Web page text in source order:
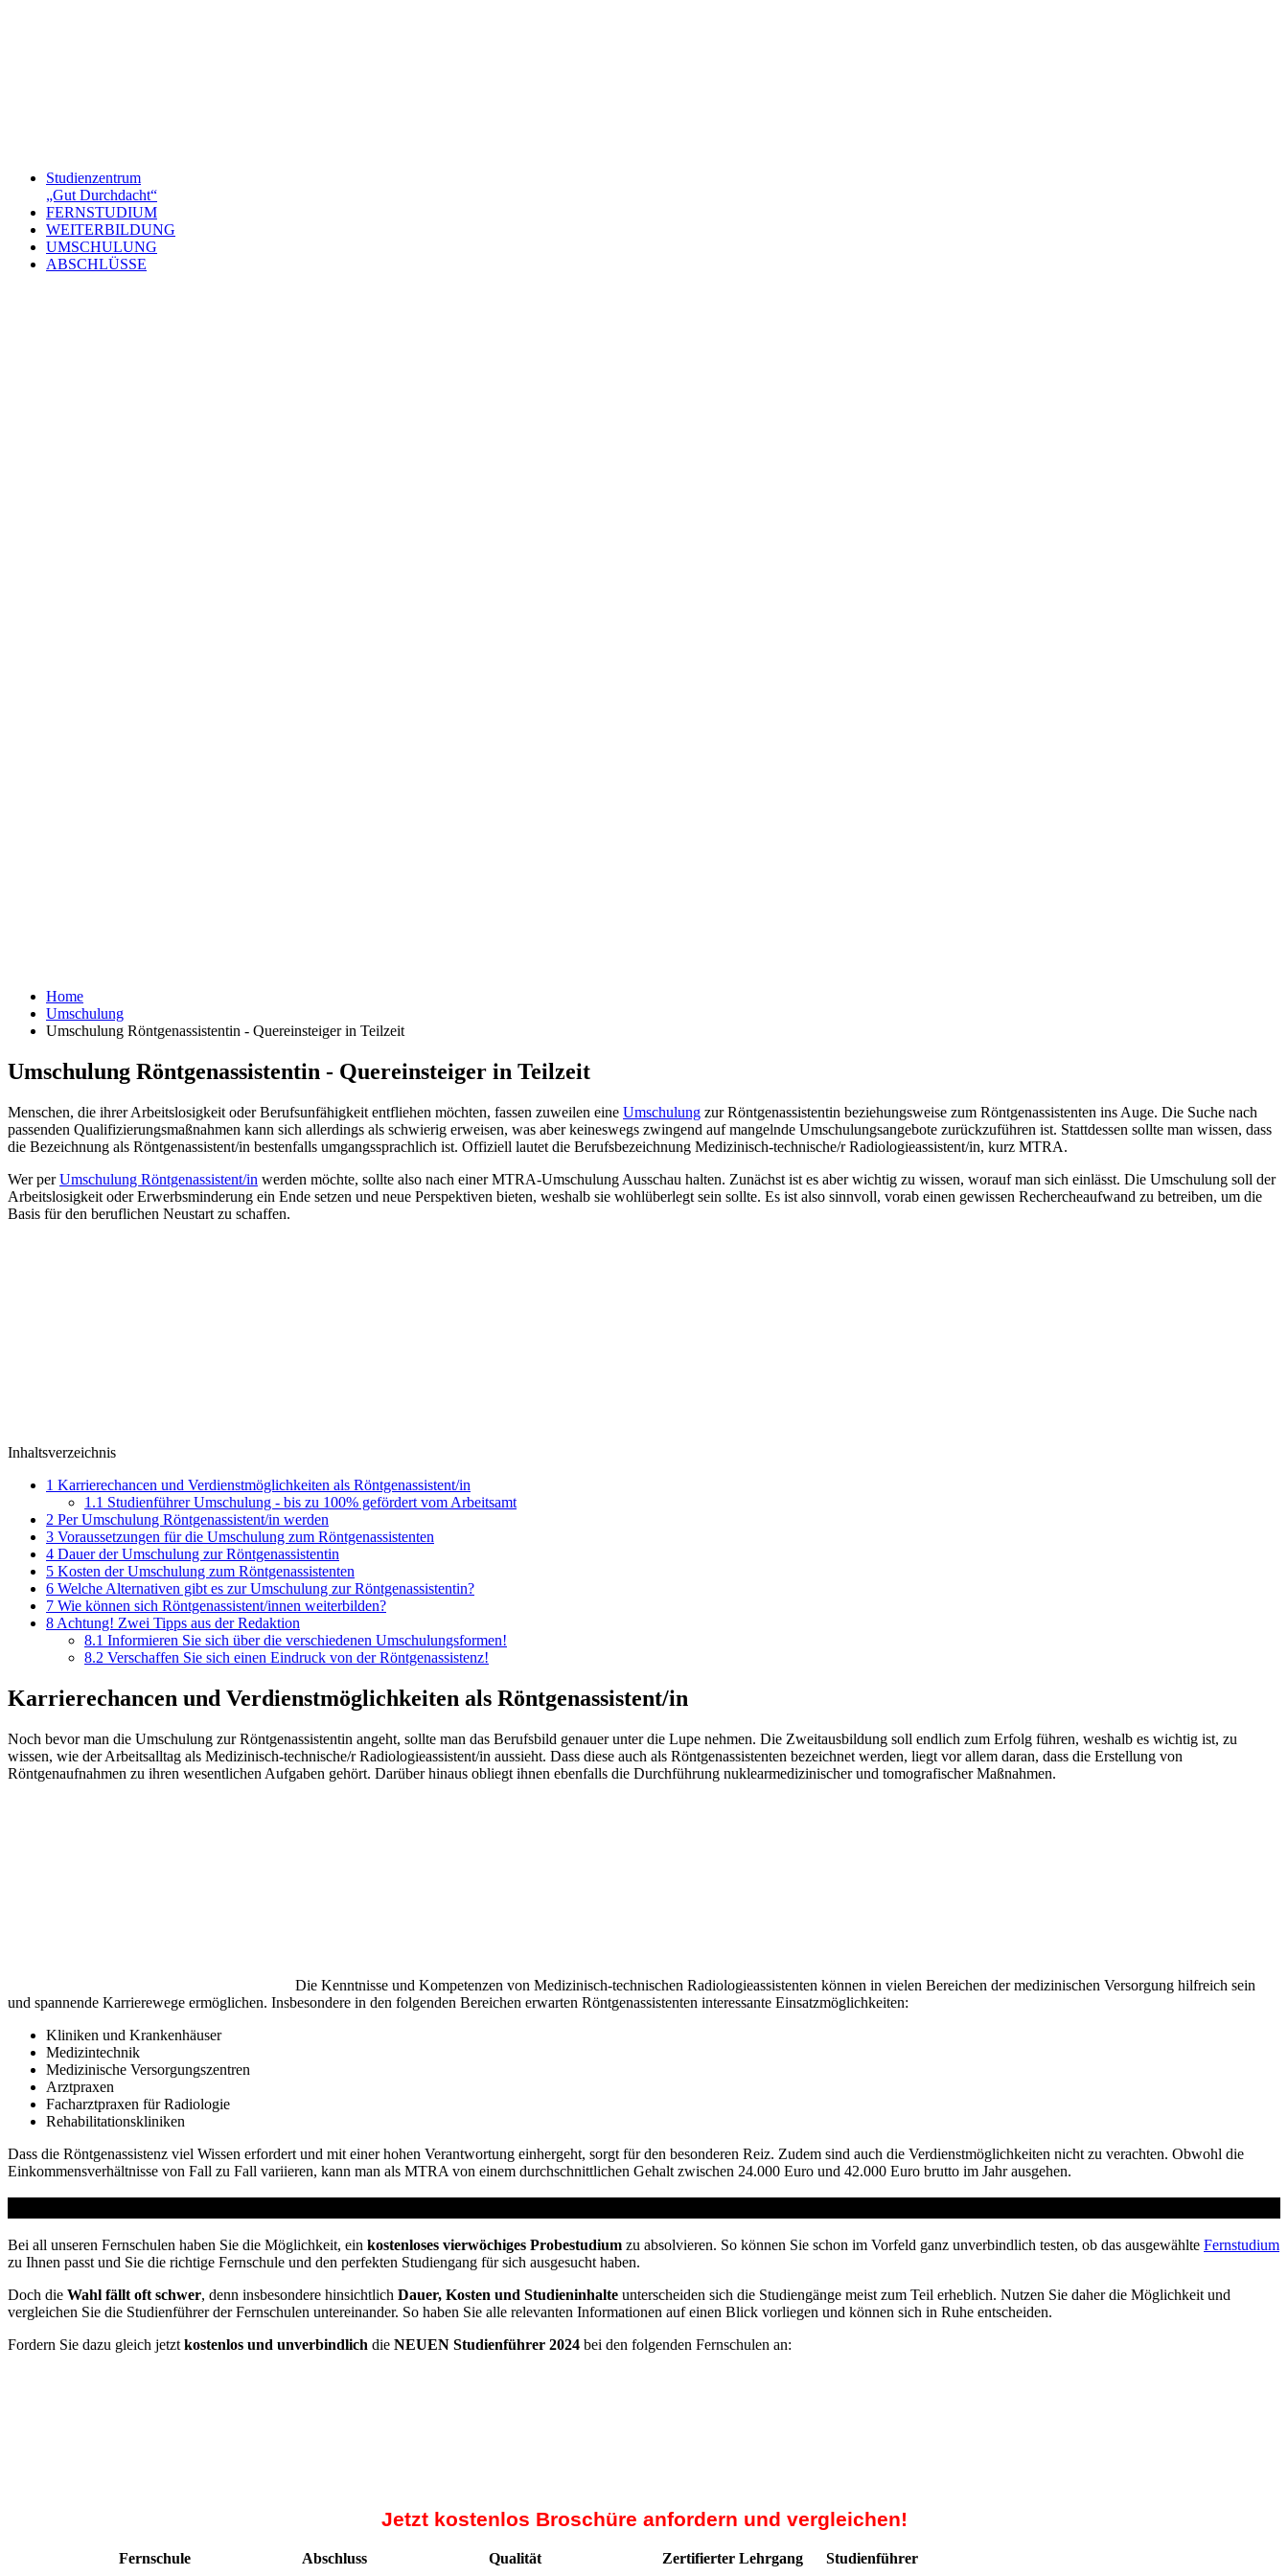
Studienzentrum
„Gut Durchdacht“
FERNSTUDIUM
WEITERBILDUNG
UMSCHULUNG
ABSCHLÜSSE
Home
Umschulung
Umschulung Röntgenassistentin - Quereinsteiger in Teilzeit
Umschulung Röntgenassistentin - Quereinsteiger in Teilzeit
Menschen, die ihrer Arbeitslosigkeit oder Berufsunfähigkeit entfliehen möchten, fassen zuweilen eine Umschulung zur Röntgenassistentin beziehungsweise zum Röntgenassistenten ins Auge. Die Suche nach
passenden Qualifizierungsmaßnahmen kann sich allerdings als schwierig erweisen, was aber keineswegs zwingend auf mangelnde Umschulungsangebote zurückzuführen ist. Stattdessen sollte man wissen, dass
die Bezeichnung als Röntgenassistent/in bestenfalls umgangssprachlich ist. Offiziell lautet die Berufsbezeichnung Medizinisch-technische/r Radiologieassistent/in, kurz MTRA.
Wer perUmschulung Röntgenassistent/in werden möchte, sollte also nach einer MTRA-Umschulung Ausschau halten. Zunächst ist es aber wichtig zu wissen, worauf man sich einlässt. Die Umschulung soll der
Arbeitslosigkeit oder Erwerbsminderung ein Ende setzen und neue Perspektiven bieten, weshalb sie wohlüberlegt sein sollte. Es ist also sinnvoll, vorab einen gewissen Rechercheaufwand zu betreiben, um die
Basis für den beruflichen Neustart zu schaffen.
Inhaltsverzeichnis
1 Karrierechancen und Verdienstmöglichkeiten als Röntgenassistent/in
1.1 Studienführer Umschulung - bis zu 100% gefördert vom Arbeitsamt
2 Per Umschulung Röntgenassistent/in werden
3 Voraussetzungen für die Umschulung zum Röntgenassistenten
4 Dauer der Umschulung zur Röntgenassistentin
5 Kosten der Umschulung zum Röntgenassistenten
6 Welche Alternativen gibt es zur Umschulung zur Röntgenassistentin?
7 Wie können sich Röntgenassistent/innen weiterbilden?
8 Achtung! Zwei Tipps aus der Redaktion
8.1 Informieren Sie sich über die verschiedenen Umschulungsformen!
8.2 Verschaffen Sie sich einen Eindruck von der Röntgenassistenz!
Karrierechancen und Verdienstmöglichkeiten als Röntgenassistent/in
Noch bevor man die Umschulung zur Röntgenassistentin angeht, sollte man das Berufsbild genauer unter die Lupe nehmen. Die Zweitausbildung soll endlich zum Erfolg führen, weshalb es wichtig ist, zu
wissen, wie der Arbeitsalltag als Medizinisch-technische/r Radiologieassistent/in aussieht. Dass diese auch als Röntgenassistenten bezeichnet werden, liegt vor allem daran, dass die Erstellung von
Röntgenaufnahmen zu ihren wesentlichen Aufgaben gehört. Darüber hinaus obliegt ihnen ebenfalls die Durchführung nuklearmedizinischer und tomografischer Maßnahmen.
Die Kenntnisse und Kompetenzen von Medizinisch-technischen Radiologieassistenten können in vielen Bereichen der medizinischen Versorgung hilfreich sein
und spannende Karrierewege ermöglichen. Insbesondere in den folgenden Bereichen erwarten Röntgenassistenten interessante Einsatzmöglichkeiten:
Kliniken und Krankenhäuser
Medizintechnik
Medizinische Versorgungszentren
Arztpraxen
Facharztpraxen für Radiologie
Rehabilitationskliniken
Dass die Röntgenassistenz viel Wissen erfordert und mit einer hohen Verantwortung einhergeht, sorgt für den besonderen Reiz. Zudem sind auch die Verdienstmöglichkeiten nicht zu verachten. Obwohl die
Einkommensverhältnisse von Fall zu Fall variieren, kann man als MTRA von einem durchschnittlichen Gehalt zwischen 24.000 Euro und 42.000 Euro brutto im Jahr ausgehen.
Bei all unseren Fernschulen haben Sie die Möglichkeit, ein kostenloses vierwöchiges Probestudium zu absolvieren. So können Sie schon im Vorfeld ganz unverbindlich testen, ob das ausgewählte Fernstudium
zu Ihnen passt und Sie die richtige Fernschule und den perfekten Studiengang für sich ausgesucht haben.
Doch die Wahl fällt oft schwer, denn insbesondere hinsichtlich Dauer, Kosten und Studieninhalte unterscheiden sich die Studiengänge meist zum Teil erheblich. Nutzen Sie daher die Möglichkeit und
vergleichen Sie die Studienführer der Fernschulen untereinander. So haben Sie alle relevanten Informationen auf einen Blick vorliegen und können sich in Ruhe entscheiden.
Fordern Sie dazu gleich jetzt kostenlos und unverbindlich die NEUEN Studienführer 2024 bei den folgenden Fernschulen an:
Jetzt kostenlos Broschüre anfordern und vergleichen!
Fernschule Abschluss Qualität Zertifierter Lehrgang Studienführer